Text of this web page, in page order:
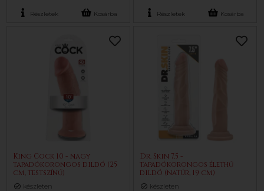
Részletek Kosárba Részletek Kosárba
King Cock 10 - nagy
tapadókorongos dildó (25
cm, testszínű)
készleten
Dr. Skin 7,5 -
tapadókorongos élethű
dildó (natúr, 19 cm)
készleten